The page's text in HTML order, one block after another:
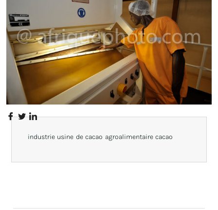
industrie usine de cacao agroalimentaire cacao